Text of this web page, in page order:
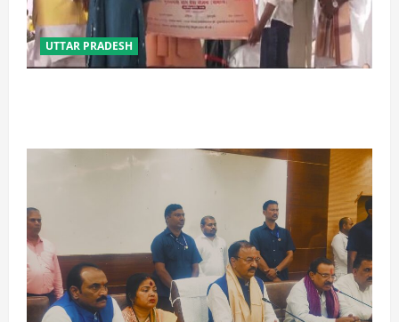
UTTAR PRADESH